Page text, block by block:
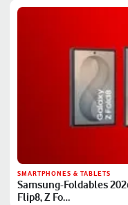
SMARTPHONES & TABLETS
Samsung-Foldables
Flip8, Z Fo…